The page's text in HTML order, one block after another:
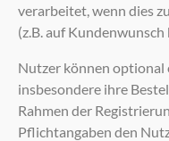
verarbeitet, wenn dies
(z.B. auf
Nutzer können optional
insbesondere ihre
Rahmen der
Pflichtangaben den